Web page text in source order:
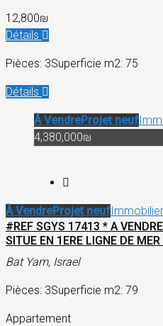
12,800₪
Détails
Pièces: 3Superficie m2: 75
Détails
À VendreProjet neuf
4,380,000₪
À VendreProjet neuf
#REF SGYS 17413 * A
SITUE EN 1ERE LIGNE DE
Bat Yam, Israel
Pièces: 3Superficie m2: 79
Appartement